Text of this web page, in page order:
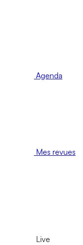
Agenda
Mes revues
Live